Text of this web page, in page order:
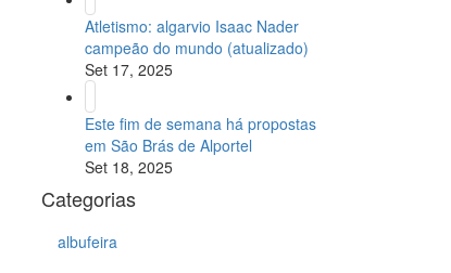
Atletismo: algarvio Isaac Nader
campeão do mundo (atualizado)
Set 17, 2025
Este fim de semana há propostas
em São Brás de Alportel
Set 18, 2025
Categorias
albufeira